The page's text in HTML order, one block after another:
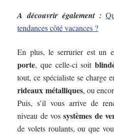
A découvrir également :
tendances côté vacances ?
En plus, le serrurier est un
porte, que celle-ci soit
tout, ce spécialiste se charge
rideaux métalliques, ou
Puis, s’il vous arrive de
niveau de vossystèmes de
de volets roulants, ou que